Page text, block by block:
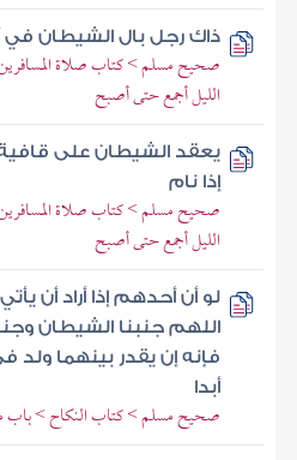
ذاك رجل بال الشيطان في
صحيح مسلم > كتاب صلاة
الليل أجمع حتى أصبح
يعقد الشيطان على
إذا نام
صحيح مسلم > كتاب صلاة
الليل أجمع حتى أصبح
لو أن أحدهم إذا أراد أن
اللهم جنبنا الشيطان
فإنه إن يقدر بينهما
أبدا
صحيح مسلم > كتاب النكاح > باب